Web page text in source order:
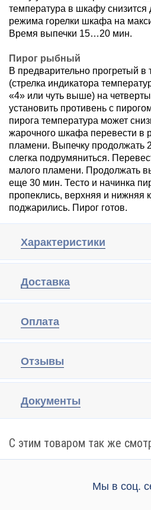
температура в шкафу
режима горелки шкафа на
Время выпечки 15…20 мин.
Пирог рыбный
В предварительно прогретый
(стрелка индикатора
«4» или чуть выше) на
установить противень с
пирога температура может
жарочного шкафа перевести в
пламени. Выпечку продолжать
слегка подрумяниться.
малого пламени. Продолжать
еще 30 мин. Тесто и начинка
пропеклись, верхняя и нижняя
поджарились. Пирог готов.
Характеристики
Доставка
Оплата
Отзывы
Документы
С этим товаром так же
Мы в соц.